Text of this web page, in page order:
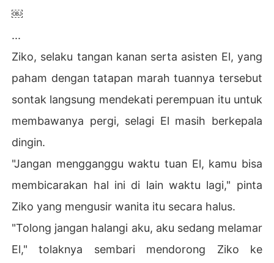
￼
...
Ziko, selaku tangan kanan serta asisten El, yang
paham dengan tatapan marah tuannya tersebut
sontak langsung mendekati perempuan itu untuk
membawanya pergi, selagi El masih berkepala
dingin.
"Jangan mengganggu waktu tuan El, kamu bisa
membicarakan hal ini di lain waktu lagi," pinta
Ziko yang mengusir wanita itu secara halus.
"Tolong jangan halangi aku, aku sedang melamar
El," tolaknya sembari mendorong Ziko ke